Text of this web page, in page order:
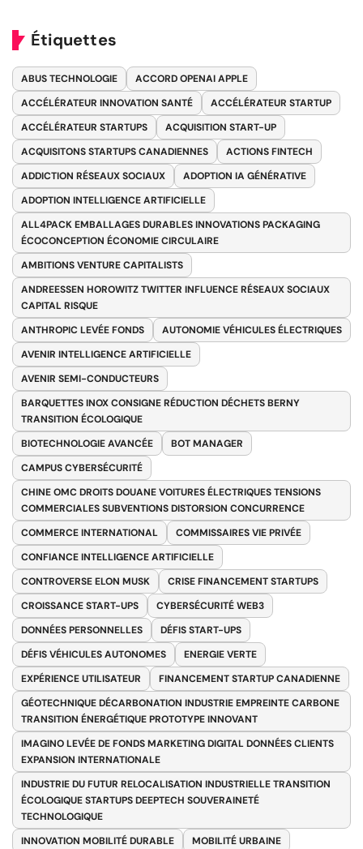
Étiquettes
ABUS TECHNOLOGIE
ACCORD OPENAI APPLE
ACCÉLÉRATEUR INNOVATION SANTÉ
ACCÉLÉRATEUR STARTUP
ACCÉLÉRATEUR STARTUPS
ACQUISITION START-UP
ACQUISITONS STARTUPS CANADIENNES
ACTIONS FINTECH
ADDICTION RÉSEAUX SOCIAUX
ADOPTION IA GÉNÉRATIVE
ADOPTION INTELLIGENCE ARTIFICIELLE
ALL4PACK EMBALLAGES DURABLES INNOVATIONS PACKAGING
ÉCOCONCEPTION ÉCONOMIE CIRCULAIRE
AMBITIONS VENTURE CAPITALISTS
ANDREESSEN HOROWITZ TWITTER INFLUENCE RÉSEAUX SOCIAUX
CAPITAL RISQUE
ANTHROPIC LEVÉE FONDS
AUTONOMIE VÉHICULES ÉLECTRIQUES
AVENIR INTELLIGENCE ARTIFICIELLE
AVENIR SEMI-CONDUCTEURS
BARQUETTES INOX CONSIGNE RÉDUCTION DÉCHETS BERNY
TRANSITION ÉCOLOGIQUE
BIOTECHNOLOGIE AVANCÉE
BOT MANAGER
CAMPUS CYBERSÉCURITÉ
CHINE OMC DROITS DOUANE VOITURES ÉLECTRIQUES TENSIONS
COMMERCIALES SUBVENTIONS DISTORSION CONCURRENCE
COMMERCE INTERNATIONAL
COMMISSAIRES VIE PRIVÉE
CONFIANCE INTELLIGENCE ARTIFICIELLE
CONTROVERSE ELON MUSK
CRISE FINANCEMENT STARTUPS
CROISSANCE START-UPS
CYBERSÉCURITÉ WEB3
DONNÉES PERSONNELLES
DÉFIS START-UPS
DÉFIS VÉHICULES AUTONOMES
ENERGIE VERTE
EXPÉRIENCE UTILISATEUR
FINANCEMENT STARTUP CANADIENNE
GÉOTECHNIQUE DÉCARBONATION INDUSTRIE EMPREINTE CARBONE
TRANSITION ÉNERGÉTIQUE PROTOTYPE INNOVANT
IMAGINO LEVÉE DE FONDS MARKETING DIGITAL DONNÉES CLIENTS
EXPANSION INTERNATIONALE
INDUSTRIE DU FUTUR RELOCALISATION INDUSTRIELLE TRANSITION
ÉCOLOGIQUE STARTUPS DEEPTECH SOUVERAINETÉ
TECHNOLOGIQUE
INNOVATION MOBILITÉ DURABLE
MOBILITÉ URBAINE